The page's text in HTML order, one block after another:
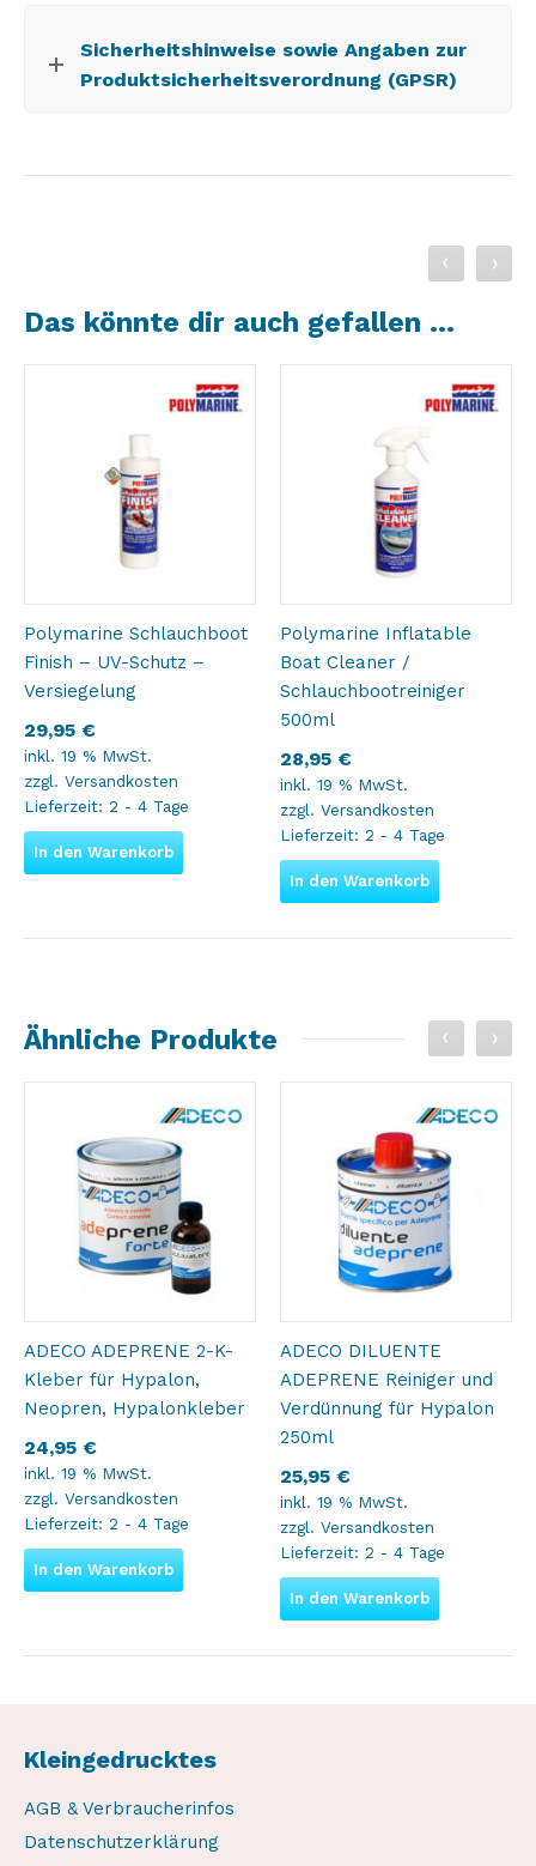
Sicherheitshinweise sowie Angaben zur
Produktsicherheitsverordnung (GPSR)
Das könnte dir auch gefallen …
Polymarine Schlauchboot
Finish – UV-Schutz –
Versiegelung
29,95 €
inkl. 19 % MwSt.
zzgl. Versandkosten
Lieferzeit: 2 - 4 Tage
In den Warenkorb
Polymarine Inflatable
Boat Cleaner /
Schlauchbootreiniger
500ml
28,95 €
inkl. 19 % MwSt.
zzgl. Versandkosten
Lieferzeit: 2 - 4 Tage
In den Warenkorb
Ähnliche Produkte
ADECO ADEPRENE 2-K-
Kleber für Hypalon,
Neopren, Hypalonkleber
24,95 €
inkl. 19 % MwSt.
zzgl. Versandkosten
Lieferzeit: 2 - 4 Tage
In den Warenkorb
ADECO DILUENTE
ADEPRENE Reiniger und
Verdünnung für Hypalon
250ml
25,95 €
inkl. 19 % MwSt.
zzgl. Versandkosten
Lieferzeit: 2 - 4 Tage
In den Warenkorb
Kleingedrucktes
AGB & Verbraucherinfos
Datenschutzerklärung